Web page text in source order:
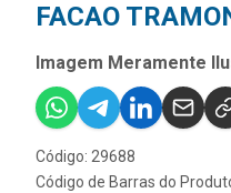
FACAO
Imagem Meramente
Código: 29688
Código de Barras do